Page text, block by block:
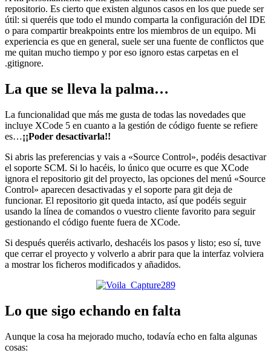
repositorio. Es cierto que existen algunos casos en los que puede ser
útil: si queréis que todo el mundo comparta la configuración del IDE
o para compartir breakpoints entre los miembros de un equipo. Mi
experiencia es que en general, suele ser una fuente de conflictos que
me quitan mucho tiempo y por eso ignoro estas carpetas en el
.gitignore.
La que se lleva la palma…
La funcionalidad que más me gusta de todas las novedades que
incluye XCode 5 en cuanto a la gestión de código fuente se refiere
es…¡¡Poder desactivarla!!
Si abris las preferencias y vais a «Source Control», podéis desactivar
el soporte SCM. Si lo hacéis, lo único que ocurre es que XCode
ignora el repositorio git del proyecto, las opciones del menú «Source
Control» aparecen desactivadas y el soporte para git deja de
funcionar. El repositorio git queda intacto, así que podéis seguir
usando la línea de comandos o vuestro cliente favorito para seguir
gestionando el código fuente fuera de XCode.
Si después queréis activarlo, deshacéis los pasos y listo; eso sí, tuve
que cerrar el proyecto y volverlo a abrir para que la interfaz volviera
a mostrar los ficheros modificados y añadidos.
Lo que sigo echando en falta
Aunque la cosa ha mejorado mucho, todavía echo en falta algunas
cosas: